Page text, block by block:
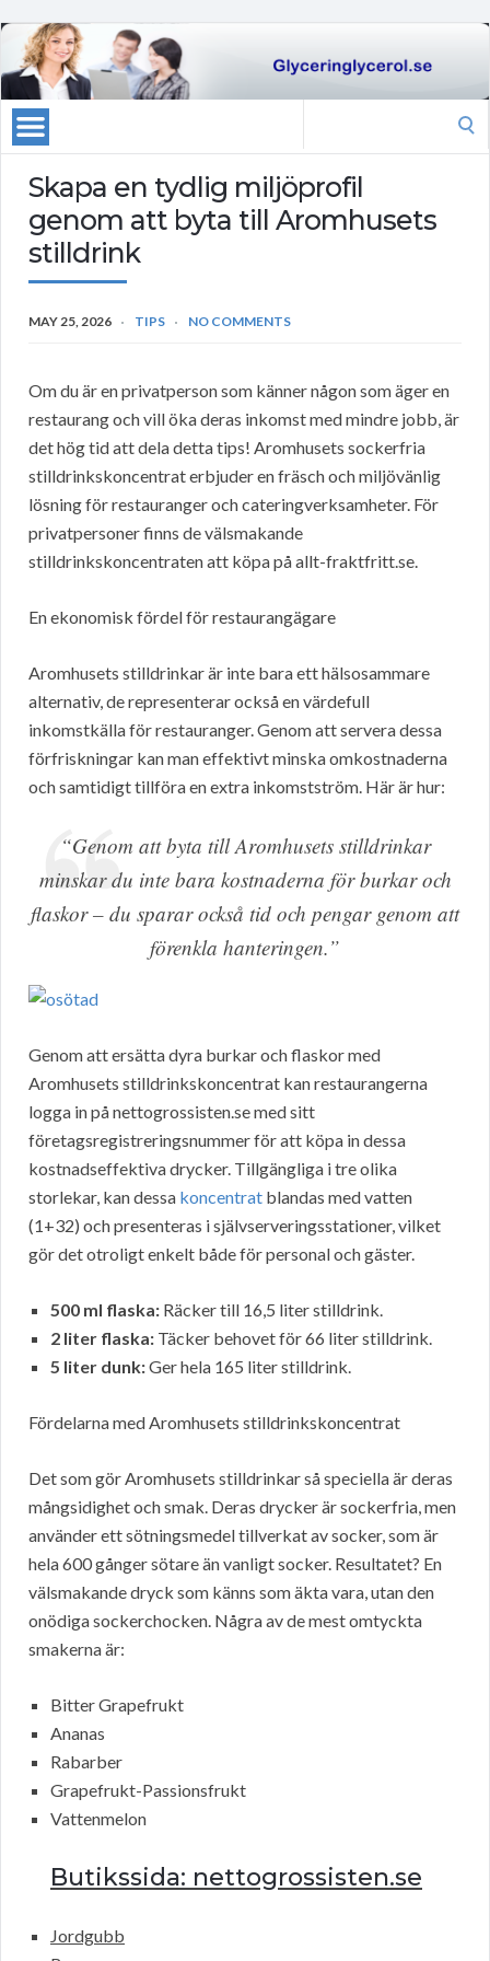
Skapa en tydlig miljöprofil
genom att byta till Aromhusets
stilldrink
MAY 25, 2026 TIPS NO COMMENTS
Om du är en privatperson som känner någon som äger en
restaurang och vill öka deras inkomst med mindre jobb, är
det hög tid att dela detta tips! Aromhusets sockerfria
stilldrinkskoncentrat erbjuder en fräsch och miljövänlig
lösning för restauranger och cateringverksamheter. För
privatpersoner finns de välsmakande
stilldrinkskoncentraten att köpa på allt-fraktfritt.se.
En ekonomisk fördel för restaurangägare
Aromhusets stilldrinkar är inte bara ett hälsosammare
alternativ, de representerar också en värdefull
inkomstkälla för restauranger. Genom att servera dessa
förfriskningar kan man effektivt minska omkostnaderna
och samtidigt tillföra en extra inkomstström. Här är hur:
“Genom att byta till Aromhusets stilldrinkar
minskar du inte bara kostnaderna för burkar och
flaskor – du sparar också tid och pengar genom att
förenkla hanteringen.”
Genom att ersätta dyra burkar och flaskor med
Aromhusets stilldrinkskoncentrat kan restaurangerna
logga in på nettogrossisten.se med sitt
företagsregistreringsnummer för att köpa in dessa
kostnadseffektiva drycker. Tillgängliga i tre olika
storlekar, kan dessa koncentrat blandas med vatten
(1+32) och presenteras i självserveringsstationer, vilket
gör det otroligt enkelt både för personal och gäster.
500 ml flaska: Räcker till 16,5 liter stilldrink.
2 liter flaska: Täcker behovet för 66 liter stilldrink.
5 liter dunk:Ger hela 165 liter stilldrink.
Fördelarna med Aromhusets stilldrinkskoncentrat
Det som gör Aromhusets stilldrinkar så speciella är deras
mångsidighet och smak. Deras drycker är sockerfria, men
använder ett sötningsmedel tillverkat av socker, som är
hela 600 gånger sötare än vanligt socker. Resultatet? En
välsmakande dryck som känns som äkta vara, utan den
onödiga sockerchocken. Några av de mest omtyckta
smakerna är:
Bitter Grapefrukt
Ananas
Rabarber
Grapefrukt-Passionsfrukt
Vattenmelon
Butikssida: nettogrossisten.se
Jordgubb